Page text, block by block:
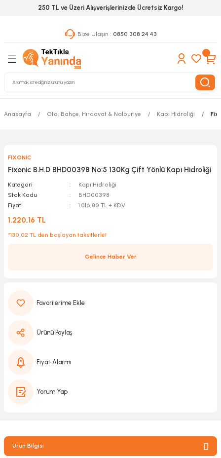
250 TL ve Üzeri Alışverişlerinizde Ücretsiz Kargo!
Bize Ulaşın : 0850 308 24 43
Geri Dön
Geri Dön
& Nalburiye
Grubu
Dolapları
Aletleri
Geri Dön
Anasayfa Oto, Bahçe, Hırdavat & Nalburiye Kapı Hidroliği
FIXONIC
Fixonic B.H.D BHD00398 No:5 130Kg Çift Yönlü Kapı Hidroliği
Kategori
Kapı Hidroliği
Stok Kodu
BHD00398
Fiyat
1.016,80 TL + KDV
1.220,16 TL
*130,02 TL den başlayan taksitlerle!
Gelince Haber Ver
Ürünü Paylaş
Fiyat Alarmı
Yorum Yap
Ürün Bilgisi